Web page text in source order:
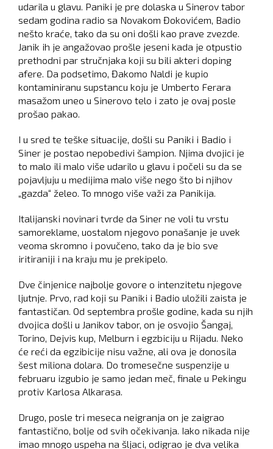
udarila u glavu. Paniki je pre dolaska u Sinerov tabor
sedam godina radio sa Novakom Đokovićem, Badio
nešto kraće, tako da su oni došli kao prave zvezde.
Janik ih je angažovao prošle jeseni kada je otpustio
prethodni par stručnjaka koji su bili akteri doping
afere. Da podsetimo, Đakomo Naldi je kupio
kontaminiranu supstancu koju je Umberto Ferara
masažom uneo u Sinerovo telo i zato je ovaj posle
prošao pakao.
I u sred te teške situacije, došli su Paniki i Badio i
Siner je postao nepobedivi šampion. Njima dvojici je
to malo ili malo više udarilo u glavu i počeli su da se
pojavljuju u medijima malo više nego što bi njihov
„gazda“ želeo. To mnogo više važi za Panikija.
Italijanski novinari tvrde da Siner ne voli tu vrstu
samoreklame, uostalom njegovo ponašanje je uvek
veoma skromno i povučeno, tako da je bio sve
iritiraniji i na kraju mu je prekipelo.
Dve činjenice najbolje govore o intenzitetu njegove
ljutnje. Prvo, rad koji su Paniki i Badio uložili zaista je
fantastičan. Od septembra prošle godine, kada su njih
dvojica došli u Janikov tabor, on je osvojio Šangaj,
Torino, Dejvis kup, Melburn i egzbiciju u Rijadu. Neko
će reći da egzibicije nisu važne, ali ova je donosila
šest miliona dolara. Do tromesečne suspenzije u
februaru izgubio je samo jedan meč, finale u Pekingu
protiv Karlosa Alkarasa.
Drugo, posle tri meseca neigranja on je zaigrao
fantastično, bolje od svih očekivanja. Iako nikada nije
imao mnogo uspeha na šljaci, odigrao je dva velika